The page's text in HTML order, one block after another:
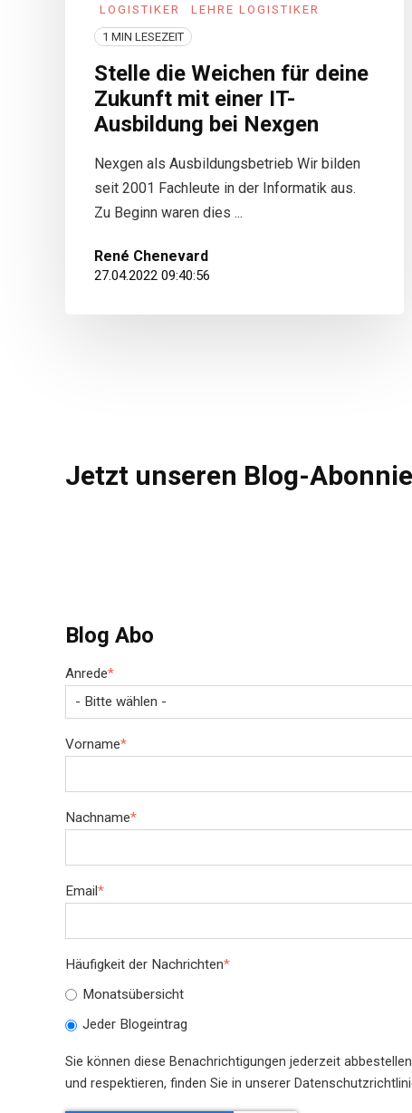
LOGISTIKER
LEHRE LOGISTIKER
1 MIN LESEZEIT
Stelle die Weichen für deine
Zukunft mit einer IT-
Ausbildung bei Nexgen
Nexgen als Ausbildungsbetrieb Wir bilden
seit 2001 Fachleute in der Informatik aus.
Zu Beginn waren dies ...
René Chenevard
27.04.2022 09:40:56
Jetzt unseren Blog-
Blog Abo
Anrede*
Vorname*
Nachname*
Email*
Häufigkeit der Nachrichten*
Monatsübersicht
Jeder Blogeintrag
Sie können diese Benachrichtigungen jederzeit
und respektieren, finden Sie in unserer